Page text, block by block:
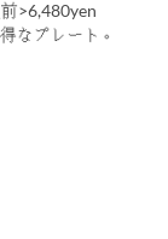
>6,480yen
なプレート。